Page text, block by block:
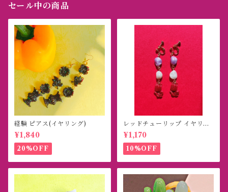
セール中の商品
経験 ピアス(イヤリング)
¥1,840
20%OFF
レッドチューリップ イヤリン
グ(ピアス)
¥1,170
10%OFF